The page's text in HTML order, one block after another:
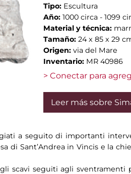
Tipo: Escultura
Año: 1000 circa - 1099
Material y técnica:
Tamaño: 24 x 85 x 29
Origen: via del Mare
Inventario: MR 40986
> Conectar para
Leer más sobre
a seguito di importanti
di Sant’Andrea in Vincis e la
scavi seguiti agli sventramenti